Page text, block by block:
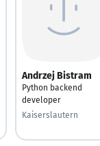
Andrzej Bistram
Python backend
developer
Kaiserslautern